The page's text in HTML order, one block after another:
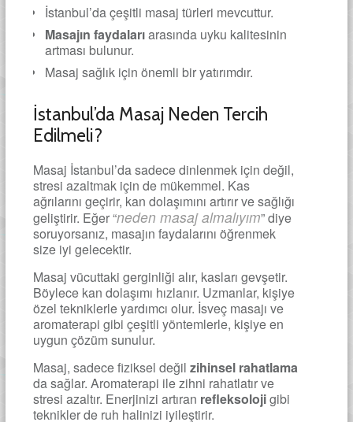
İstanbul’da çeşitli masaj türleri mevcuttur.
Masajın faydalarıarasında uyku kalitesinin
artması bulunur.
Masaj sağlık için önemli bir yatırımdır.
İstanbul’da Masaj Neden Tercih
Edilmeli?
Masaj İstanbul’da sadece dinlenmek için değil,
stresi azaltmak için de mükemmel. Kas
ağrılarını geçirir, kan dolaşımını artırır ve sağlığı
geliştirir. Eğer “neden masaj almalıyım” diye
soruyorsanız, masajın faydalarını öğrenmek
size iyi gelecektir.
Masaj vücuttaki gerginliği alır, kasları gevşetir.
Böylece kan dolaşımı hızlanır. Uzmanlar, kişiye
özel tekniklerle yardımcı olur. İsveç masajı ve
aromaterapi gibi çeşitli yöntemlerle, kişiye en
uygun çözüm sunulur.
Masaj, sadece fiziksel değil zihinsel rahatlama
da sağlar. Aromaterapi ile zihni rahatlatır ve
stresi azaltır. Enerjinizi artıran refleksolojigibi
teknikler de ruh halinizi iyileştirir.